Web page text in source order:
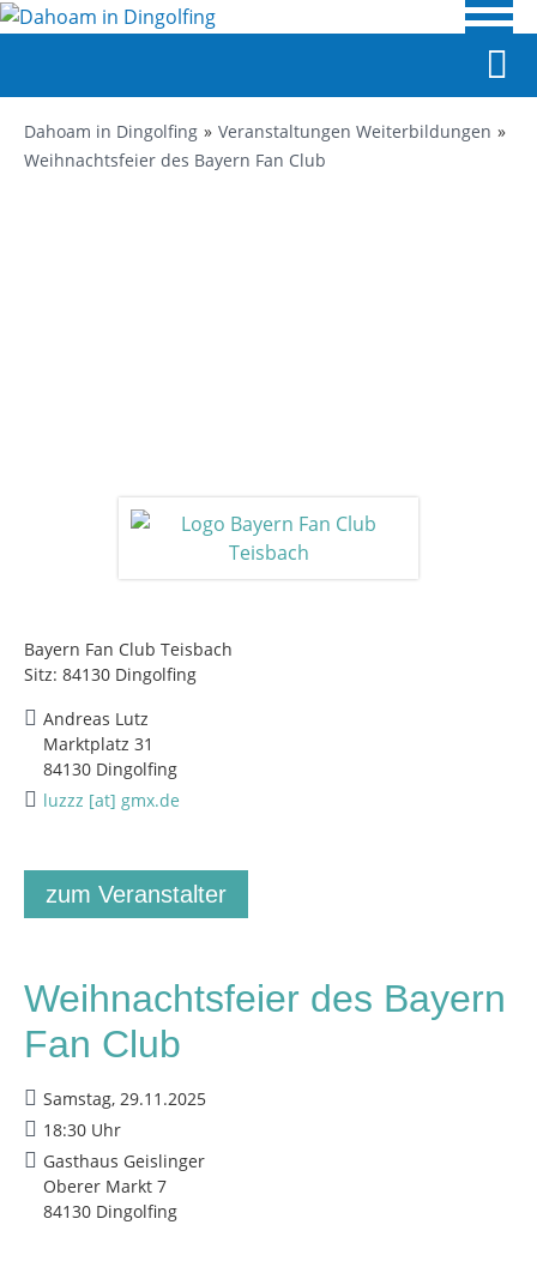
Dahoam in Dingolfing
Veranstaltungen Weiterbildungen
Weihnachtsfeier des Bayern Fan Club
Bayern Fan Club Teisbach
Sitz: 84130 Dingolfing
Andreas Lutz
Marktplatz 31
84130 Dingolfing
luzzz [at] gmx.de
zum Veranstalter
Weihnachtsfeier des Bayern
Fan Club
Samstag, 29.11.2025
18:30 Uhr
Gasthaus Geislinger
Oberer Markt 7
84130 Dingolfing